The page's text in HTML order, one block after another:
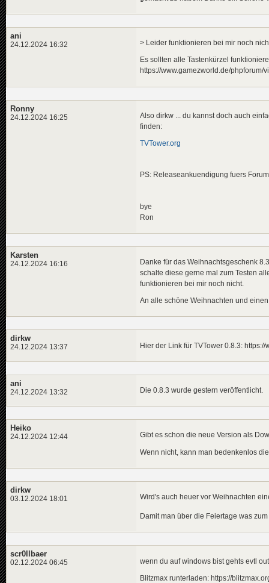
ani
24.12.2024 16:32 > Leider funktionieren bei mir noch
Es sollten alle Tastenkürzel
https://www.gamezworld.de/
Ronny
24.12.2024 16:25
Also dirkw ... du kannst doch auch
finden:
TVTower.org
PS: Releaseankuendigung fuers
bye
Ron
Karsten
24.12.2024 16:16
Danke für das Weihnachtsgeschenk
schalte diese gerne mal zum Testen
funktionieren bei mir noch nicht.
An alle schöne Weihnachten und
dirkw
24.12.2024 13:37 Hier der Link für TVTower 0.8.3:
ani
24.12.2024 13:32 Die 0.8.3 wurde gestern veröffentlicht.
Heiko
24.12.2024 12:44 Gibt es schon die neue Version als
Wenn nicht, kann man bedenkenlos
dirkw
03.12.2024 18:01 Wird's auch heuer vor Weihnachten
Damit man über die Feiertage was
scr0llbaer
02.12.2024 06:45 wenn du auf windows bist gehts evtl
Blitzmax runterladen: https://